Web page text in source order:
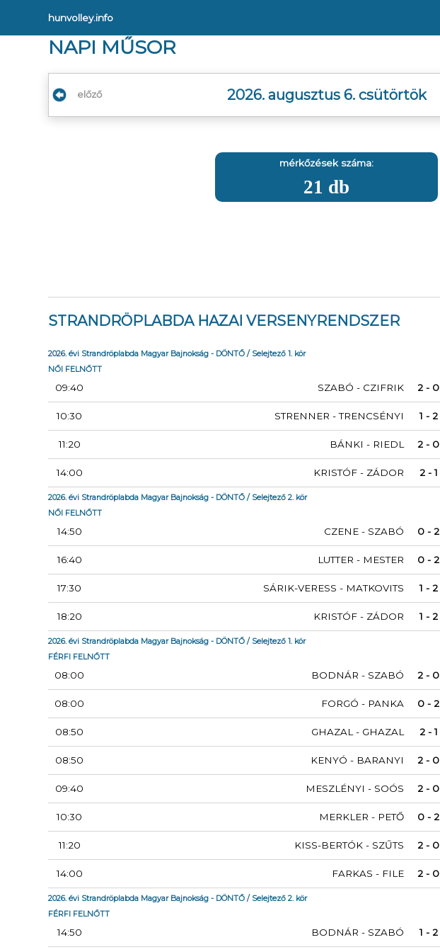
hunvolley.info
NAPI MŰSOR
előző 2026. augusztus 6. csütörtök
mérkőzések száma:
21 db
STRANDRÖPLABDA HAZAI VERSENYRENDSZER
2026. évi Strandröplabda Magyar Bajnokság - DÖNTŐ / Selejtező 1. kör
NŐI FELNŐTT
09:40 SZABÓ - CZIFRIK 2 - 0
10:30 STRENNER - TRENCSÉNYI 1 - 2
11:20 BÁNKI - RIEDL 2 - 0
14:00 KRISTÓF - ZÁDOR 2 - 1
2026. évi Strandröplabda Magyar Bajnokság - DÖNTŐ / Selejtező 2. kör
NŐI FELNŐTT
14:50 CZENE - SZABÓ 0 - 2
16:40 LUTTER - MESTER 0 - 2
17:30 SÁRIK-VERESS - MATKOVITS 1 - 2
18:20 KRISTÓF - ZÁDOR 1 - 2
2026. évi Strandröplabda Magyar Bajnokság - DÖNTŐ / Selejtező 1. kör
FÉRFI FELNŐTT
08:00 BODNÁR - SZABÓ 2 - 0
08:00 FORGÓ - PANKA 0 - 2
08:50 GHAZAL - GHAZAL 2 - 1
08:50 KENYÓ - BARANYI 2 - 0
09:40 MESZLÉNYI - SOÓS 2 - 0
10:30 MERKLER - PETŐ 0 - 2
11:20 KISS-BERTÓK - SZŰTS 2 - 0
14:00 FARKAS - FILE 2 - 0
2026. évi Strandröplabda Magyar Bajnokság - DÖNTŐ / Selejtező 2. kör
FÉRFI FELNŐTT
14:50 BODNÁR - SZABÓ 1 - 2